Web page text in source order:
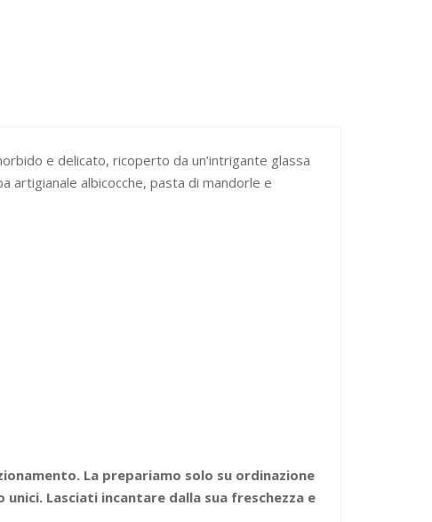
e delicato, ricoperto da un’intrigante glassa
artigianale albicocche, pasta di mandorle e
La prepariamo solo su ordinazione
Lasciati incantare dalla sua freschezza e